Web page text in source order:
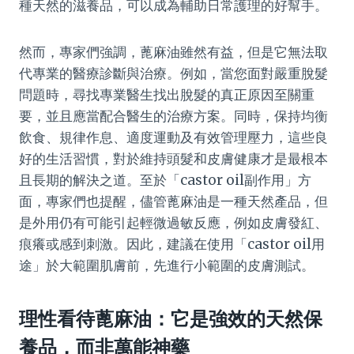
種天然的滋養品，可以成為輔助日常護理的好幫手。
然而，專家們強調，蓖麻油雖然有益，但是它無法取
代專業的醫療診斷與治療。例如，當您面對嚴重脫髮
問題時，尋找專業醫生找出脫髮的真正原因至關重
要，並且應當配合醫生的治療方案。同時，保持均衡
飲食、規律作息、適度運動及有效管理壓力，這些良
好的生活習慣，對於維持頭髮和皮膚健康才是最根本
且長期的解決之道。至於「castor oil副作用」方
面，專家們也提醒，儘管蓖麻油是一種天然產品，但
是外用仍有可能引起輕微過敏反應，例如皮膚發紅、
痕癢或感到刺激。因此，建議在使用「castor oil用
途」於大範圍肌膚前，先進行小範圍的皮膚測試。
理性看待蓖麻油：它是強效的天然保
養品，而非萬能神藥